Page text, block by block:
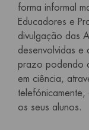
forma informal
Educadores e
divulgação das
desenvolvidas e
prazo podendo
em ciência,
telefónicamente,
os seus alunos.